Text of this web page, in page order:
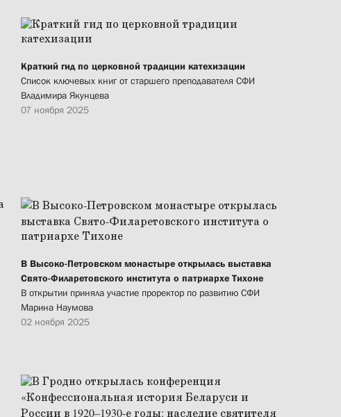
Краткий гид по церковной традиции катехизации
Список ключевых книг от старшего преподавателя СФИ
Владимира Якунцева
07 ноября 2025
В Высоко-Петровском монастыре открылась выставка
Свято-Филаретовского института о патриархе Тихоне
В открытии приняла участие проректор по развитию СФИ
Марина Наумова
02 ноября 2025